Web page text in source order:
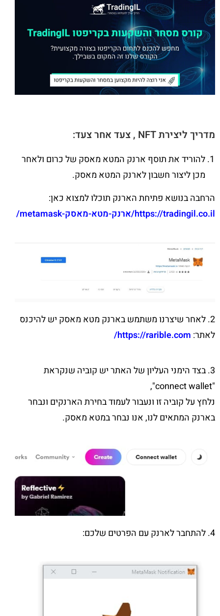
מדריך ליצירת NFT , צעד אחר צעד:
להוריד את תוסף ארנק המטא מאסק של כרום ולאחר
מכן ליצור חשבון לארנק המטא מאסק.
הרחבה בנושא פתיחת הארנק תוכלו למצוא כאן:
https://tradingil.co.il/ארנק-מטא-מאסק-metamask/
2. לאחר שיצרנו משתמש בארנק מטא מאסק יש להיכנס
לאתר: https://rarible.com/
3. בצד הימני העליון של האתר יש קוביה שנקראת
"connect wallet",
נלחץ על קוביה זו ונעבור לעמוד בחירת הארנקים ונבחר
בארנק המתאים לנו, אנו נבחר במטא מאסק.
4. להתחבר לארנק עם הפרטים שלכם: